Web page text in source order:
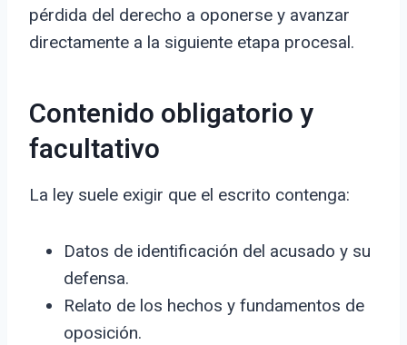
pérdida del derecho a oponerse y avanzar
directamente a la siguiente etapa procesal.
Contenido obligatorio y
facultativo
La ley suele exigir que el escrito contenga:
Datos de identificación del acusado y su
defensa.
Relato de los hechos y fundamentos de
oposición.